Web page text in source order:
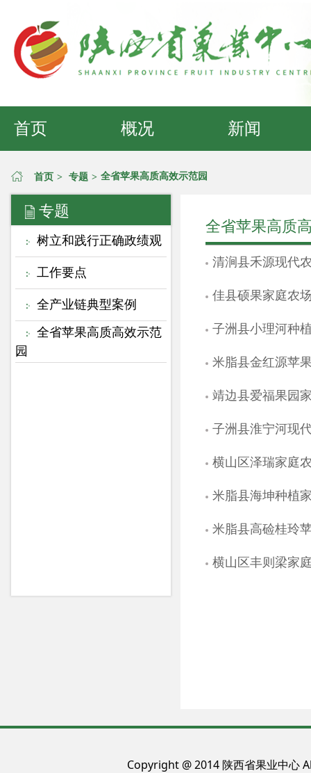
首页 概况 新闻
首页 > 专题 > 全省苹果高质高效示范园
专题
树立和践行正确政绩观
工作要点
全产业链典型案例
全省苹果高质高效示范
园
全省苹果高质
清涧县禾源现代
佳县硕果家庭农
子洲县小理河种
米脂县金红源苹
靖边县爱福果园
子洲县淮宁河现
横山区泽瑞家庭
米脂县海坤种植
米脂县高硷桂玲
横山区丰则梁家
Copyright @ 2014 陕西省果业中